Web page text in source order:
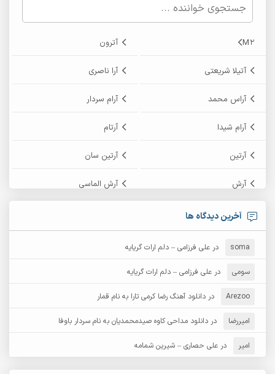
M2 آترون
آتیلا شریعتی آرا ناصری
آراس محمد آرام سردار
آرام شیدا آرتام
آرتین آرتین سان
آرش آرش الماسی
آرش امامی
آرش عثمان
آرش مبهم آرش مستشیری
آرش مهرابی آرش نظری
آرشام
آخرین دیدگاه ها
soma در علی فرزامی – دلم ارات گریایه
سومی در علی فرزامی – دلم ارات گریایه
Arezoo در دانلود آهنگ رضا کرمی تارا به نام قمار
امیررضا در دانلود مداحی کاوه صیدمحمدیان به نام سردار باوفا
امیر در علی حصاری – شیرین شمامه